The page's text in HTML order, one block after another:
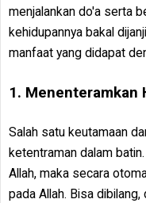
menjalankan do'a serta
kehidupannya bakal
manfaat yang didapat
1. Menenteramkan
Salah satu keutamaan
ketentraman dalam
Allah, maka secara
pada Allah. Bisa